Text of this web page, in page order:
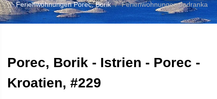
Ferienwohnungen Porec, Borik
Ferienwohnungen Jadranka
Porec, Borik - Istrien - Porec -
Kroatien, #229